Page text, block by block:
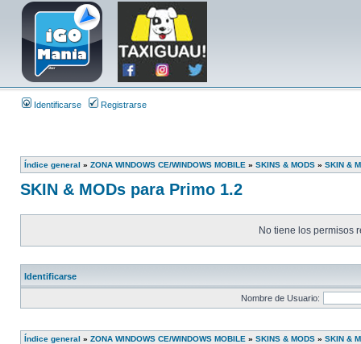
Identificarse Registrarse
Índice general » ZONA WINDOWS CE/WINDOWS MOBILE » SKINS & MODS » SKIN &
SKIN & MODs para Primo 1.2
No tiene los permisos
Identificarse
Nombre de Usuario:
Índice general » ZONA WINDOWS CE/WINDOWS MOBILE » SKINS & MODS » SKIN &